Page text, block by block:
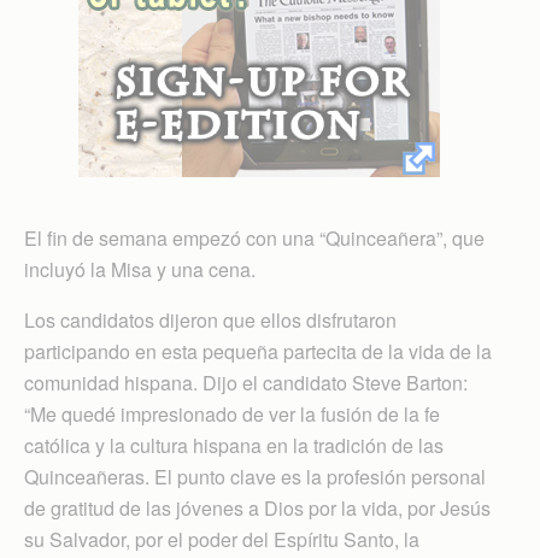
El fin de semana empezó con una “Quinceañera”, que
incluyó la Misa y una cena.
Los candidatos dijeron que ellos disfrutaron
participando en esta pequeña partecita de la vida de la
comunidad hispana. Dijo el candidato Steve Barton:
“Me quedé impresionado de ver la fusión de la fe
católica y la cultura hispana en la tradición de las
Quinceañeras. El punto clave es la profesión personal
de gratitud de las jóvenes a Dios por la vida, por Jesús
su Salvador, por el poder del Espíritu Santo, la